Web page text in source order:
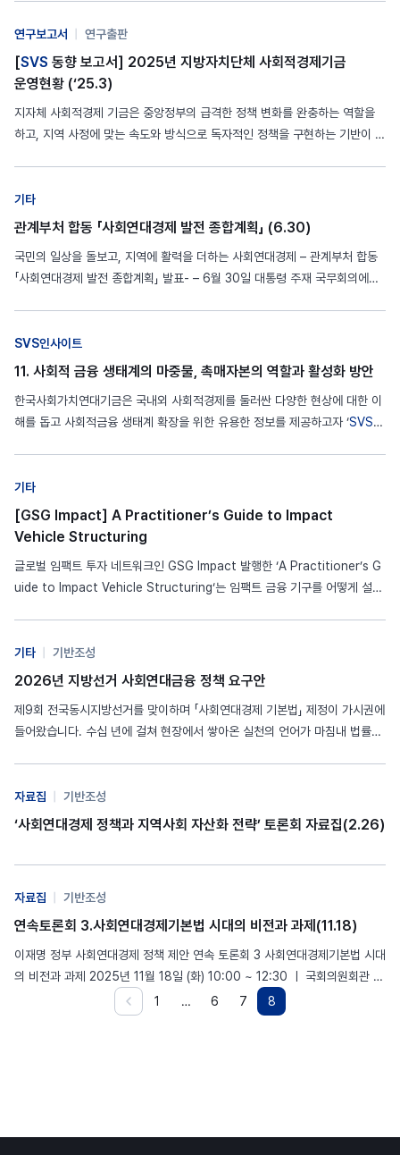
필요가 있습니다. 중앙-지역, 공공-민간의 다양한 사회적 금융…
연구보고서 연구출판
[SVS 동향 보고서] 2025년 지방자치단체 사회적경제기금
운영현황 (‘25.3)
지자체 사회적경제 기금은 중앙정부의 급격한 정책 변화를 완충하는 역할을
하고, 지역 사정에 맞는 속도와 방식으로 독자적인 정책을 구현하는 기반이 될
나가는 것이 앞으로 과제일 것입니다. 기존의 소액…
기타
관계부처 합동 「사회연대경제 발전 종합계획」 (6.30)
국민의 일상을 돌보고, 지역에 활력을 더하는 사회연대경제 – 관계부처 합동
「사회연대경제 발전 종합계획」 발표- – 6월 30일 대통령 주재 국무회의에서
SVS인사이트
11. 사회적 금융 생태계의 마중물, 촉매자본의 역할과 활성화 방안
한국사회가치연대기금은 국내외 사회적경제를 둘러싼 다양한 현상에 대한 이
해를 돕고 사회적금융 생태계 확장을 위한 유용한 정보를 제공하고자 ‘SVS
(Catalytic Capital)은 일반적인 시장 투자자가 수용하기 어려운 높은 위험
을 감수하거나 낮은 수익률을 받아들이는 방식으로 자본…
기타
[GSG Impact] A Practitioner’s Guide to Impact
Vehicle Structuring
글로벌 임팩트 투자 네트워크인 GSG Impact 발행한 ‘A Practitioner’s G
uide to Impact Vehicle Structuring‘는 임팩트 금융 기구를 어떻게 설계
실무자들이 투자 수단 설계 과정 전반에 걸쳐 도움을…
기타 기반조성
2026년 지방선거 사회연대금융 정책 요구안
제9회 전국동시지방선거를 맞이하며 「사회연대경제 기본법」 제정이 가시권에
들어왔습니다. 수십 년에 걸쳐 현장에서 쌓아온 실천의 언어가 마침내 법률의
자료집
기반조성
‘사회연대경제 정책과 지역사회 자산화 전략’ 토론회 자료집(2.26)
자료집 기반조성
연속토론회 3.사회연대경제기본법 시대의 비전과 과제(11.18)
이재명 정부 사회연대경제 정책 제안 연속 토론회 3 사회연대경제기본법 시대
의 비전과 과제 2025년 11월 18일 (화) 10:00 ~ 12:30 ㅣ 국회의원회관 제
1 … 6 7 8